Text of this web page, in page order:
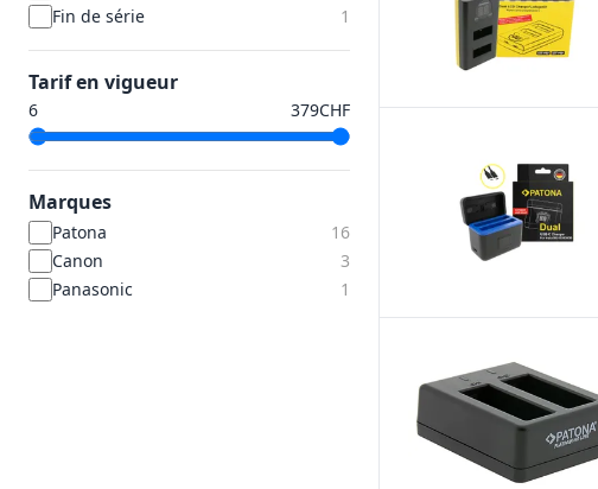
Fin de série
1
Tarif en vigueur
CHF
Marques
Patona
16
Canon
3
Panasonic
1